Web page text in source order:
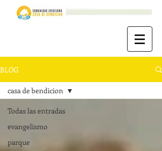
BLOG
Todas las entradas
evangelismo
parque
casa de bendicion